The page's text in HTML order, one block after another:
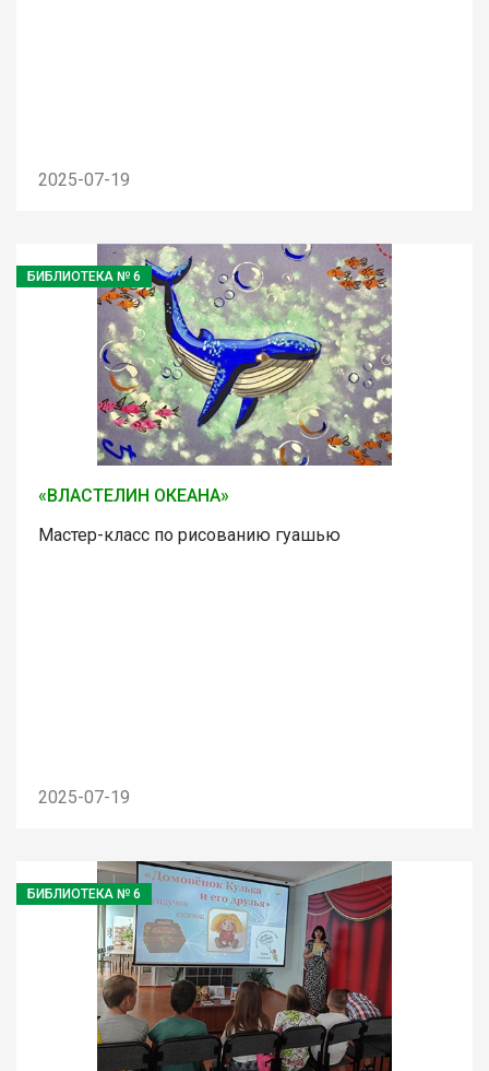
2025-07-19
БИБЛИОТЕКА № 6
«ВЛАСТЕЛИН ОКЕАНА»
Мастер-класс по рисованию гуашью
2025-07-19
БИБЛИОТЕКА № 6